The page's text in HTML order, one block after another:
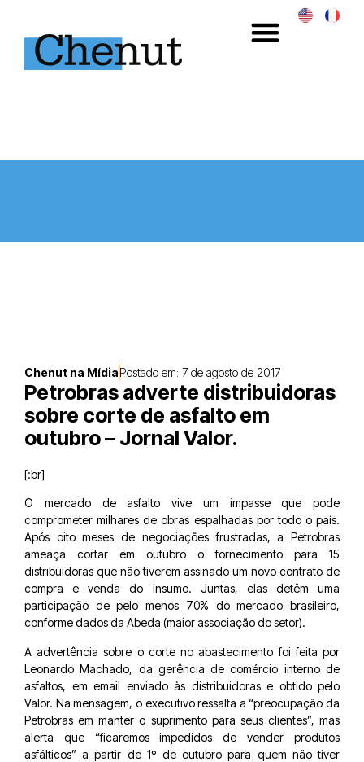
Chenut na MídiaPostado em: 7 de agosto de 2017
Petrobras adverte distribuidoras
sobre corte de asfalto em
outubro – Jornal Valor.
[:br]
O mercado de asfalto vive um impasse que pode
comprometer milhares de obras espalhadas por todo o país.
Após oito meses de negociações frustradas, a Petrobras
ameaça cortar em outubro o fornecimento para 15
distribuidoras que não tiverem assinado um novo contrato de
compra e venda do insumo. Juntas, elas detêm uma
participação de pelo menos 70% do mercado brasileiro,
conforme dados da Abeda (maior associação do setor).
A advertência sobre o corte no abastecimento foi feita por
Leonardo Machado, da gerência de comércio interno de
asfaltos, em email enviado às distribuidoras e obtido pelo
Valor. Na mensagem, o executivo ressalta a “preocupação da
Petrobras em manter o suprimento para seus clientes”, mas
alerta que “ficaremos impedidos de vender produtos
asfálticos” a partir de 1º de outubro para quem não tiver